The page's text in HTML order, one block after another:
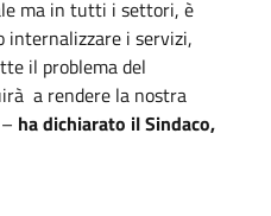
ma in tutti i settori, è
internalizzare i servizi,
il problema del
a rendere la nostra
ha dichiarato il Sindaco,